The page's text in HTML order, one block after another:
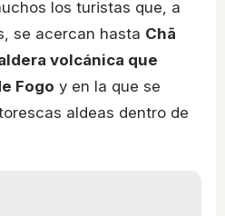
los turistas que, a
se acercan hasta Chã
volcánica que
Fogo y en la que se
aldeas dentro de